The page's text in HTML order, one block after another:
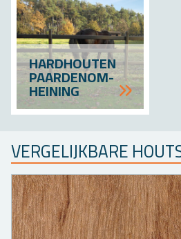
HARD­HOU­TEN
PAAR­DE­NOM­
HEI­NING
VER­GE­LIJK­BA­RE